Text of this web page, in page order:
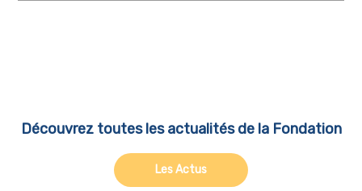
Découvrez toutes les actualités de la Fondation
Les Actus